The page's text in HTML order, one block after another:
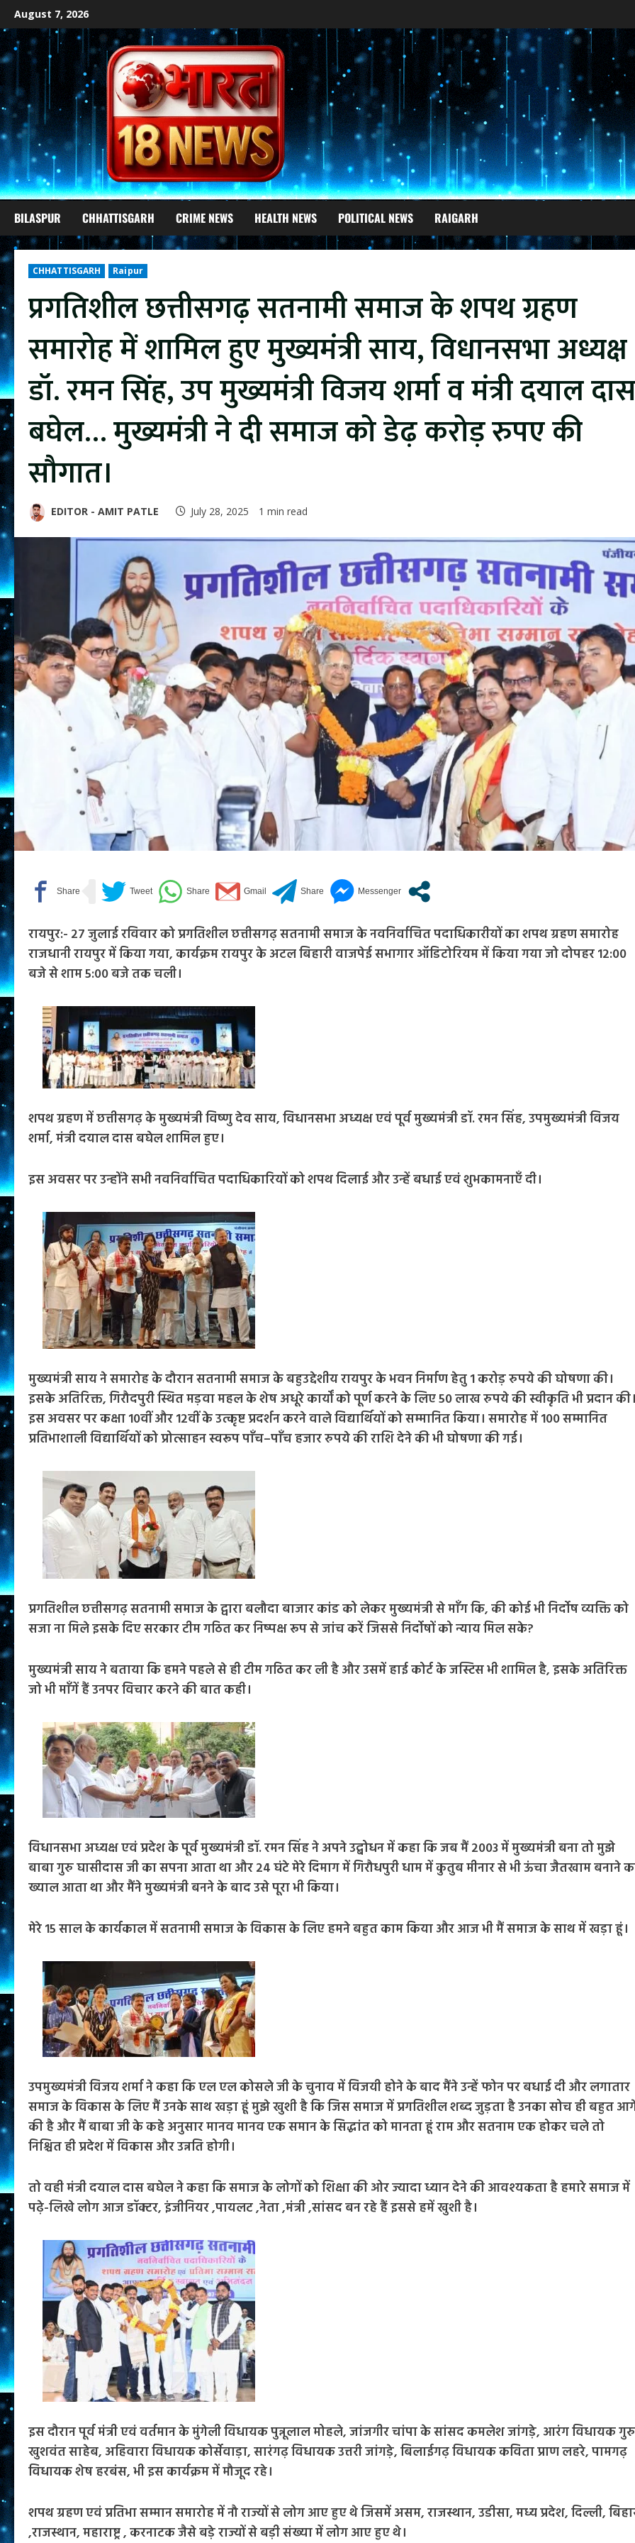
Skip
to
content
August 7, 2026
BILASPUR CHHATTISGARH CRIME NEWS HEALTH NEWS POLITICAL NEWS RAIGARH
CHHATTISGARH Raipur
प्रगतिशील छत्तीसगढ़ सतनामी समाज के शपथ ग्रहण
समारोह में शामिल हुए मुख्यमंत्री साय, विधानसभा अध्यक्ष
डॉ. रमन सिंह, उप मुख्यमंत्री विजय शर्मा व मंत्री दयाल
बघेल… मुख्यमंत्री ने दी समाज को डेढ़ करोड़ रुपए की
सौगात।
EDITOR - AMIT PATLE July 28, 2025 1 min read
रायपुर:- 27 जुलाई रविवार को प्रगतिशील छत्तीसगढ़ सतनामी समाज के नवनिर्वाचित पदाधिकारीयों का शपथ ग्रहण समारोह
राजधानी रायपुर में किया गया, कार्यक्रम रायपुर के अटल बिहारी वाजपेई सभागार ऑडिटोरियम में किया गया जो दोपहर 12:00
बजे से शाम 5:00 बजे तक चली।
शपथ ग्रहण में छत्तीसगढ़ के मुख्यमंत्री विष्णु देव साय, विधानसभा अध्यक्ष एवं पूर्व मुख्यमंत्री डॉ. रमन सिंह, उपमुख्यमंत्री विजय
शर्मा, मंत्री दयाल दास बघेल शामिल हुए।
इस अवसर पर उन्होंने सभी नवनिर्वाचित पदाधिकारियों को शपथ दिलाई और उन्हें बधाई एवं शुभकामनाएँ दी।
मुख्यमंत्री साय ने समारोह के दौरान सतनामी समाज के बहुउद्देशीय रायपुर के भवन निर्माण हेतु 1 करोड़ रुपये की घोषणा की।
इसके अतिरिक्त, गिरौदपुरी स्थित मड़वा महल के शेष अधूरे कार्यों को पूर्ण करने के लिए 50 लाख रुपये की स्वीकृति भी प्रदान
इस अवसर पर कक्षा 10वीं और 12वीं के उत्कृष्ट प्रदर्शन करने वाले विद्यार्थियों को सम्मानित किया। समारोह में 100 सम्मानित
प्रतिभाशाली विद्यार्थियों को प्रोत्साहन स्वरूप पाँच–पाँच हजार रुपये की राशि देने की भी घोषणा की गई।
प्रगतिशील छत्तीसगढ़ सतनामी समाज के द्वारा बलौदा बाजार कांड को लेकर मुख्यमंत्री से माँग कि, की कोई भी निर्दोष व्यक्ति को
सजा ना मिले इसके दिए सरकार टीम गठित कर निष्पक्ष रूप से जांच करें जिससे निर्दोषों को न्याय मिल सके?
मुख्यमंत्री साय ने बताया कि हमने पहले से ही टीम गठित कर ली है और उसमें हाई कोर्ट के जस्टिस भी शामिल है, इसके अतिरिक्त
जो भी माँगें हैं उनपर विचार करने की बात कही।
विधानसभा अध्यक्ष एवं प्रदेश के पूर्व मुख्यमंत्री डॉ. रमन सिंह ने अपने उद्बोधन में कहा कि जब मैं 2003 में मुख्यमंत्री बना तो मुझे
बाबा गुरु घासीदास जी का सपना आता था और 24 घंटे मेरे दिमाग में गिरौधपुरी धाम में कुतुब मीनार से भी ऊंचा जैतखाम बनाने
ख्याल आता था और मैंने मुख्यमंत्री बनने के बाद उसे पूरा भी किया।
मेरे 15 साल के कार्यकाल में सतनामी समाज के विकास के लिए हमने बहुत काम किया और आज भी मैं समाज के साथ में खड़ा हूं।
उपमुख्यमंत्री विजय शर्मा ने कहा कि एल एल कोसले जी के चुनाव में विजयी होने के बाद मैंने उन्हें फोन पर बधाई दी और लगातार
समाज के विकास के लिए मैं उनके साथ खड़ा हूं मुझे खुशी है कि जिस समाज में प्रगतिशील शब्द जुड़ता है उनका सोच ही बहुत
की है और मैं बाबा जी के कहे अनुसार मानव मानव एक समान के सिद्धांत को मानता हूं राम और सतनाम एक होकर चले तो
निश्चित ही प्रदेश में विकास और उन्नति होगी।
तो वही मंत्री दयाल दास बघेल ने कहा कि समाज के लोगों को शिक्षा की ओर ज्यादा ध्यान देने की आवश्यकता है हमारे समाज में
पढ़े-लिखे लोग आज डॉक्टर, इंजीनियर ,पायलट ,नेता ,मंत्री ,सांसद बन रहे हैं इससे हमें खुशी है।
इस दौरान पूर्व मंत्री एवं वर्तमान के मुंगेली विधायक पुन्नूलाल मोहले, जांजगीर चांपा के सांसद कमलेश जांगड़े, आरंग विधायक गुरु
खुशवंत साहेब, अहिवारा विधायक कोर्सेवाड़ा, सारंगढ़ विधायक उत्तरी जांगड़े, बिलाईगढ़ विधायक कविता प्राण लहरे, पामगढ़
विधायक शेष हरबंस, भी इस कार्यक्रम में मौजूद रहे।
शपथ ग्रहण एवं प्रतिभा सम्मान समारोह में नौ राज्यों से लोग आए हुए थे जिसमें असम, राजस्थान, उडीसा, मध्य प्रदेश, दिल्ली,
,राजस्थान, महाराष्ट्र , करनाटक जैसे बड़े राज्यों से बड़ी संख्या में लोग आए हुए थे।